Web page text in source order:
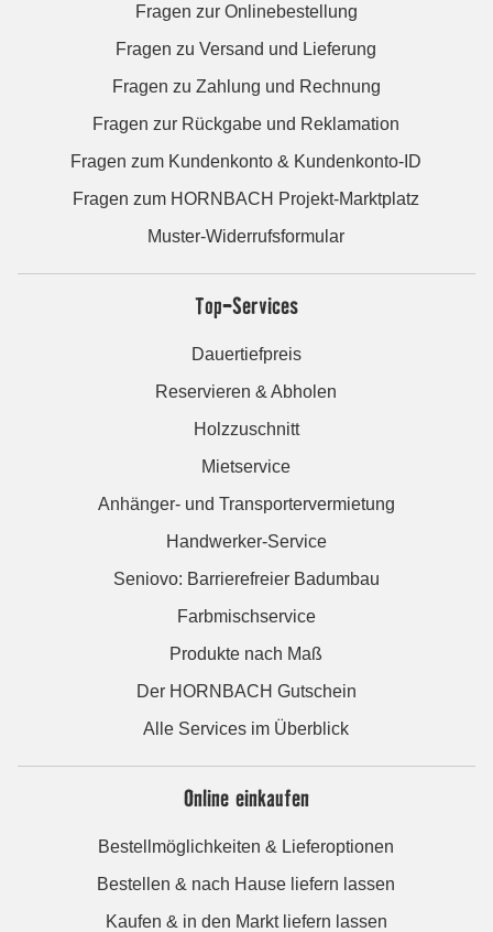
Fragen zur Onlinebestellung
Fragen zu Versand und Lieferung
Fragen zu Zahlung und Rechnung
Fragen zur Rückgabe und Reklamation
Fragen zum Kundenkonto & Kundenkonto-ID
Fragen zum HORNBACH Projekt-Marktplatz
Muster-Widerrufsformular
Top-Services
Dauertiefpreis
Reservieren & Abholen
Holzzuschnitt
Mietservice
Anhänger- und Transportervermietung
Handwerker-Service
Seniovo: Barrierefreier Badumbau
Farbmischservice
Produkte nach Maß
Der HORNBACH Gutschein
Alle Services im Überblick
Online einkaufen
Bestellmöglichkeiten & Lieferoptionen
Bestellen & nach Hause liefern lassen
Kaufen & in den Markt liefern lassen